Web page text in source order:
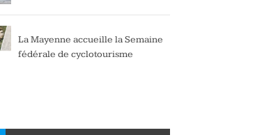
La Mayenne accueille la Semaine
fédérale de cyclotourisme